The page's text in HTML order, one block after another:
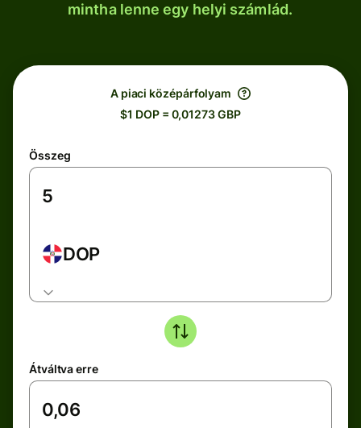
mintha lenne egy helyi számlád.
A piaci középárfolyam
$1 DOP = 0,01273 GBP
Összeg
DOP
Átváltva erre